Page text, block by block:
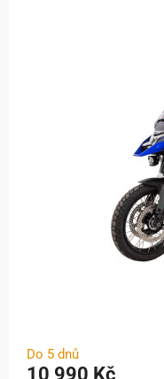
Do 5 dnů
10 990 Kč